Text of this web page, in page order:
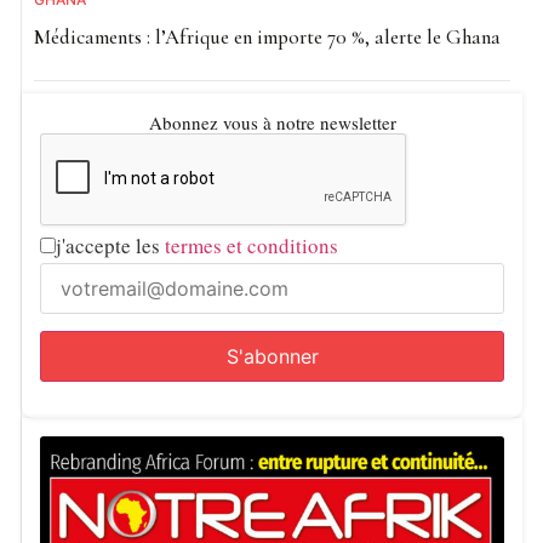
États africains et les autres membres de la CPI à
convaincre les trois pays de revenir sur leur décision.
Lire : Niger : le retrait de la CPI officiellement
compétente pour juger les auteurs présumés de génocide,
de crimes contre l’humanité, de crimes de guerre et du
crime d’agression lorsque les juridictions nationales ne
peuvent ou ne veulent pas engager de poursuites.
alors que les trois pays restent confrontés à une insécurité
persistante liée aux groupes jihadistes. Parallèlement,
leurs forces armées font régulièrement l’objet
Médicaments : l’Afrique en importe 70 %, alerte le Ghana
Abonnez vous à notre newsletter
j'accepte les termes et conditions